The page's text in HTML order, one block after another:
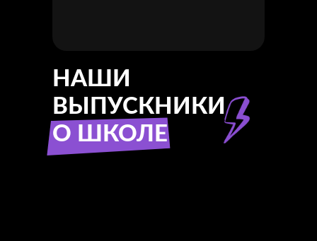
НАШИ
ВЫПУСКНИКИ
О ШКОЛЕ